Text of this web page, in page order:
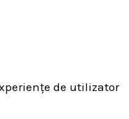
de utilizator